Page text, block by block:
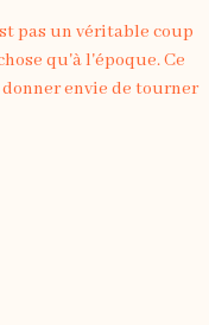
pas un véritable coup
qu'à l'époque. Ce
envie de tourner